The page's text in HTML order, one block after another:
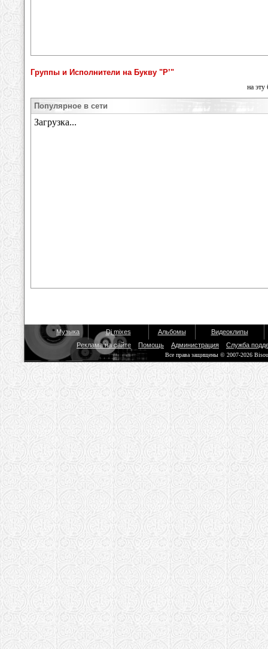
Группы и Исполнители на Букву "Р’"
на эту
Популярное в сети
Музыка Dj mixes Альбомы
Видеоклипы
Реклама на сайте
Помощь Администрация Служба
Все права защищены © 2007-2026